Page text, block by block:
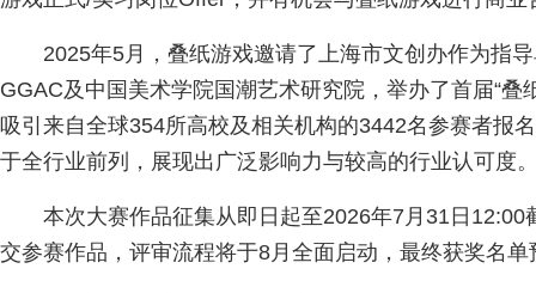
2025年5月，叠纸游戏邀请了上海市文创办作为指
GGAC及中国美术学院国潮艺术研究院，举办了首届“叠
吸引来自全球354所高校及相关机构的3442名参赛者报
于全行业前列，展现出广泛影响力与较高的行业认可度
本次大赛作品征集从即日起至2026年7月31日
交参赛作品，评审流程将于8月全面启动，最终获奖名